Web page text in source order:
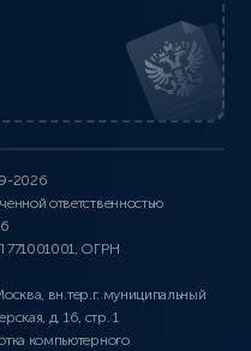
2026
ответственностью
ОГРН
вн.тер.г. муниципальный
д. 16, стр. 1
компьютерного